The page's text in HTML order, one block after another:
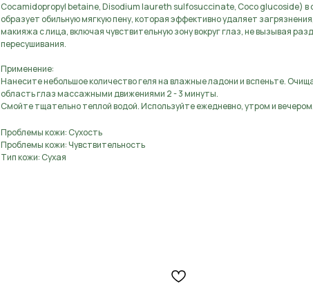
Cocamidopropyl betaine, Disodium laureth sulfosuccinate, Coco glucoside) в
образует обильную мягкую пену, которая эффективно удаляет
макияжа с лица, включая чувствительную зону вокруг глаз, не вызывая
пересушивания.
Применение:
Нанесите небольшое количество геля на влажные ладони и вспеньте.
область глаз массажными движениями 2 - 3 минуты.
Смойте тщательно теплой водой. Используйте ежедневно, утром и вечером.
Проблемы кожи: Сухость
Проблемы кожи: Чувствительность
Тип кожи: Сухая